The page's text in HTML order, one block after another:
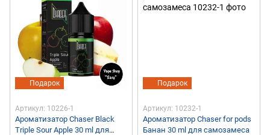
Подарок
Артикул: 10226-1
Ароматизатор Chaser Black
Triple Sour Apple 30 ml для
Подарок
Артикул: 10232-1
Ароматизатор Chaser for pods
Банан 30 ml для самозамеса